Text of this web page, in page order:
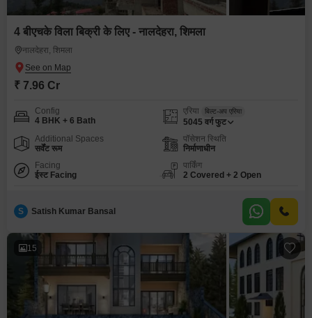
4 बीएचके विला बिक्री के लिए - नालदेहरा, शिमला
नालदेहरा, शिमला
₹ 7.96 Cr
Config
4 BHK + 6 Bath
एरिया बिल्ट-अप एरिया
5045 वर्ग फुट
Additional Spaces
सर्वेंट रूम
पॉसेशन स्थिति
निर्माणाधीन
Facing
ईस्ट Facing
पार्किंग
2 Covered + 2 Open
S Satish Kumar Bansal
15